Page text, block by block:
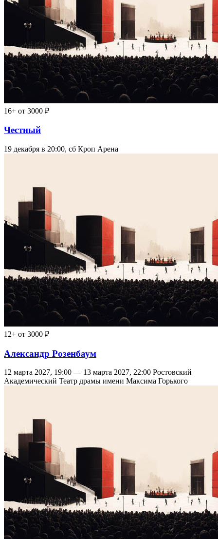
16+ от 3000 ₽
Честный
19 декабря в 20:00, сб Кроп Арена
12+ от 3000 ₽
Александр Розенбаум
12 марта 2027, 19:00 — 13 марта 2027, 22:00 Ростовский
Академический Театр драмы имени Максима Горького